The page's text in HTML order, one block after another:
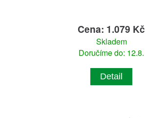
Cena: 1.079 Kč
Skladem
Doručíme do: 12.8.
Detail